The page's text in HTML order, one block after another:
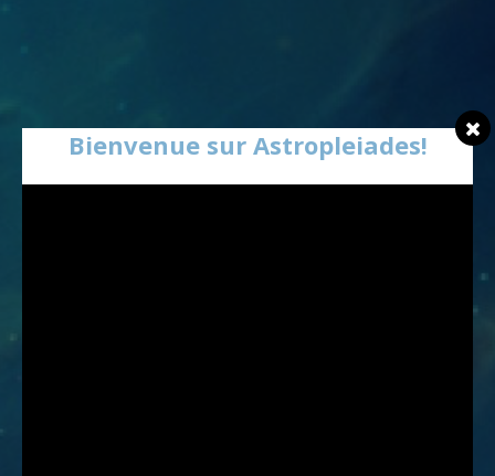
Bienvenue sur Astropleiades!